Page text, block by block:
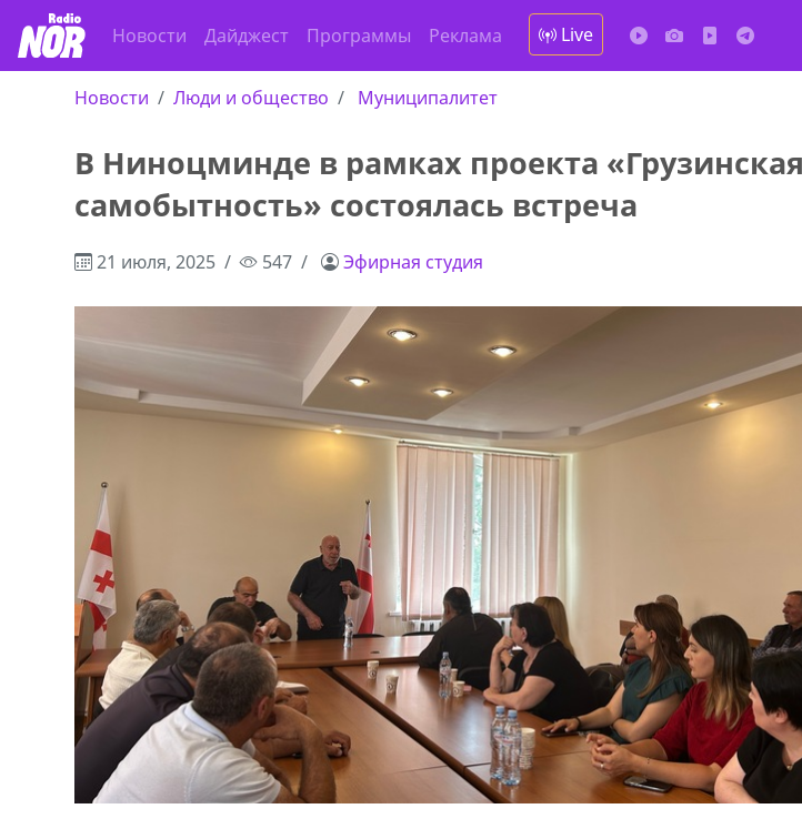
Новости Дайджест Программы Реклама Live
Новости Люди и общество Муниципалитет
В Ниноцминде в рамках проекта «Грузинская
самобытность» состоялась встреча
21 июля, 2025 547 Эфирная студия